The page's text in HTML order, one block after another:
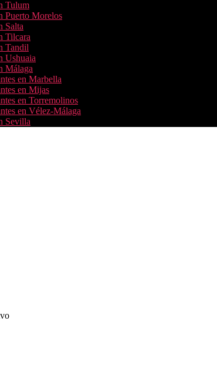
Tulum
Puerto Morelos
Salta
Tilcara
Tandil
Ushuaia
Málaga
en Marbella
en Mijas
en Torremolinos
en Vélez-Málaga
Sevilla